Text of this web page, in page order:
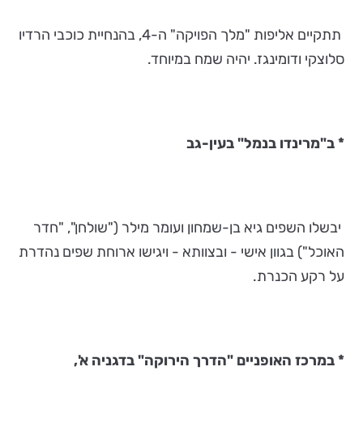
תתקיים אליפות "מלך הפויקה" ה-4, בהנחיית כוכבי הרדיו
סלוצקי ודומינגז. יהיה שמח במיוחד.
*ב"מרינדו בנמל" בעין-גב
יבשלו השפים גיא בן-שמחון ועומר מילר ("שולחן", "חדר
האוכל") בגוון אישי - ובצוותא - ויגישו ארוחת שפים נהדרת
על רקע הכנרת.
* במרכז האופניים "הדרך הירוקה" בדגניה א',